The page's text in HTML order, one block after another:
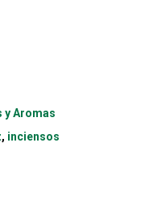
y Aromas
, inciensos